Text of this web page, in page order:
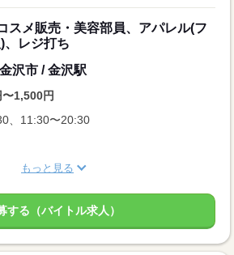
スメ販売・美容部員、アパレル(フ
、レジ打ち
沢市 / 金沢駅
1,500円
、11:30〜20:30
もっと見る
する（バイトル求人）